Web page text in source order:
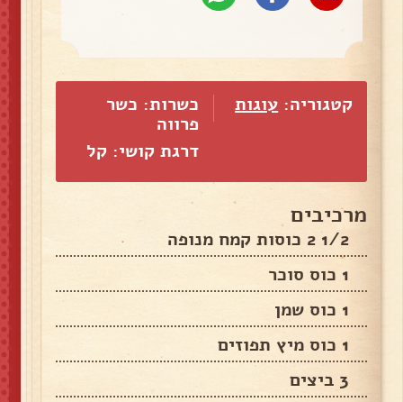
קטגוריה: עוגות
כשרות: כשר
פרווה
דרגת קושי: קל
מרכיבים
1/2 2 כוסות קמח מנופה
1 כוס סוכר
1 כוס שמן
1 כוס מיץ תפוזים
3 ביצים